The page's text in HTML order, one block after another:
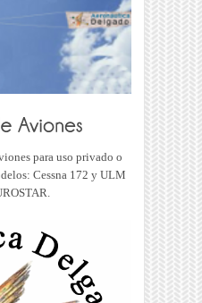
para uso privado o
Cessna 172 y ULM